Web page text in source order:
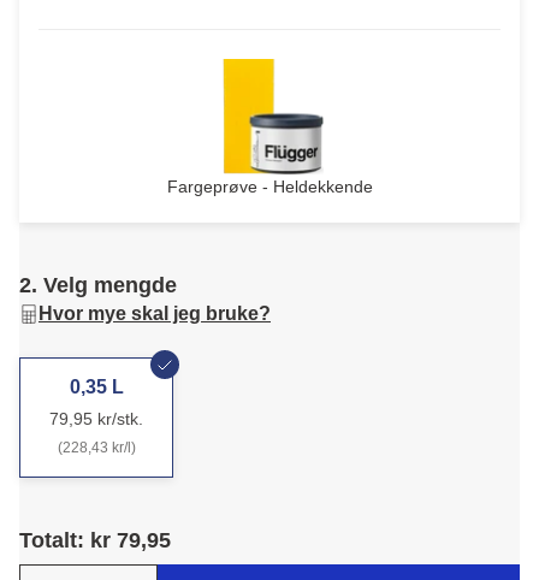
Fargeprøve - Heldekkende
2. Velg mengde
Hvor mye skal jeg bruke?
0,35 L
79,95 kr/stk.
(228,43 kr/l)
Totalt: kr 79,95